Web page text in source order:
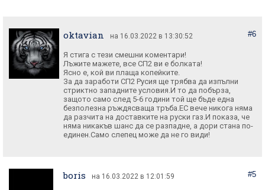
oktavian на 16.03.2022 в 13:30:52 #6
Я стига с тези смешни коментари!
Лъжите мажете, все СП2 ви е болката!
Ясно е, кой ви плаща копейките.
За да заработи СП2 Русия ще трябва да изпълни
стриктно западните условия.И то да побърза,
защото само след 5-6 години той ще бъде една
безполезна ръждясваща тръба.ЕС вече никога няма
да разчита на доставките на руски газ.И показа, че
няма никакъв шанс да се разпадне, а дори стана по-
единен.Само слепец може да не го види!
boris на 16.03.2022 в 12:01:59 #5